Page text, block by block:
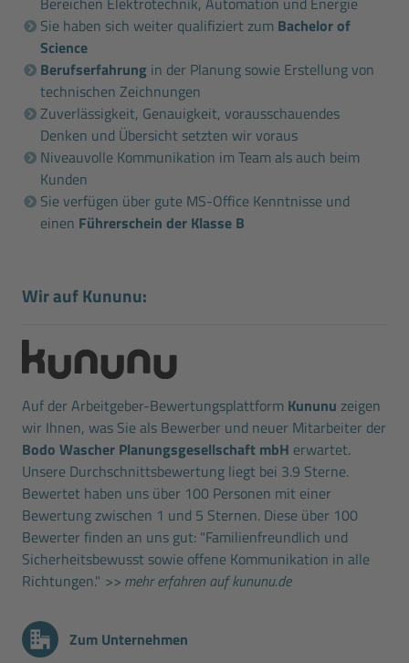
Sie haben sich weiter qualifiziert zum Bachelor of
Science
Berufserfahrung in der Planung sowie Erstellung von
technischen Zeichnungen
Zuverlässigkeit, Genauigkeit, vorausschauendes
Denken und Übersicht setzten wir voraus
Niveauvolle Kommunikation im Team als auch beim
Kunden
Sie verfügen über gute MS-Office Kenntnisse und
einen Führerschein der Klasse B
Wir auf Kununu:
Auf der Arbeitgeber-Bewertungsplattform Kununu zeigen
wir Ihnen, was Sie als Bewerber und neuer Mitarbeiter der
Bodo Wascher Planungsgesellschaft mbH erwartet.
Unsere Durchschnittsbewertung liegt bei 3.9 Sterne.
Bewertet haben uns über 100 Personen mit einer
Bewertung zwischen 1 und 5 Sternen. Diese über 100
Bewerter finden an uns gut: "Familienfreundlich und
Sicherheitsbewusst sowie offene Kommunikation in alle
Richtungen." >> mehr erfahren auf kununu.de
Zum Unternehmen